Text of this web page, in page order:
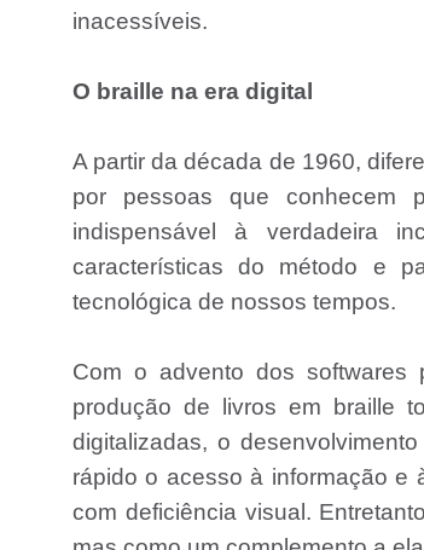
inacessíveis.
O braille na era digital
A partir da década de 1960,
por pessoas que conhecem
indispensável à verdadeira
características do método e
tecnológica de nossos tempos.
Com o advento dos softwares
produção de livros em braille
digitalizadas, o
rápido o acesso à informação e
com deficiência visual.